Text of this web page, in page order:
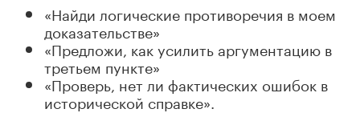
«Найди логические противоречия в моем
доказательстве»
«Предложи, как усилить аргументацию в
третьем пункте»
«Проверь, нет ли фактических ошибок в
исторической справке».